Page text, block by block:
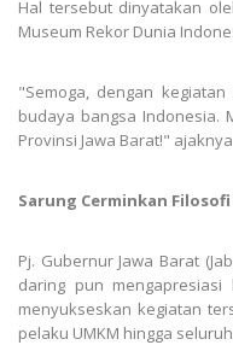
Hal tersebut dinyatakan
Museum Rekor Dunia
"Semoga, dengan
budaya bangsa Indonesia.
Provinsi Jawa Barat!" ajaknya
Sarung Cerminkan
Pj. Gubernur Jawa Barat
daring pun
menyukseskan kegiatan
pelaku UMKM hingga